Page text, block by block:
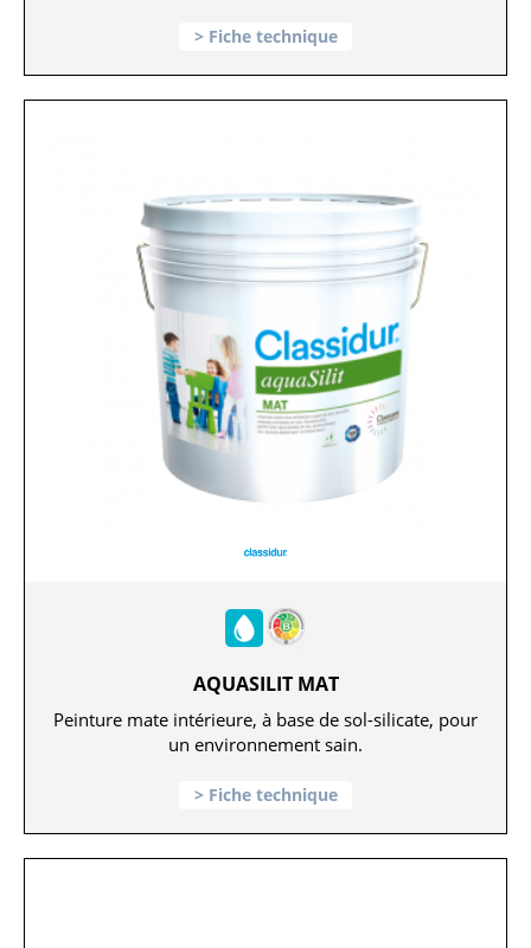
Fiche technique
AQUASILIT MAT
Peinture mate intérieure, à base de sol-silicate, pour
un environnement sain.
Fiche technique